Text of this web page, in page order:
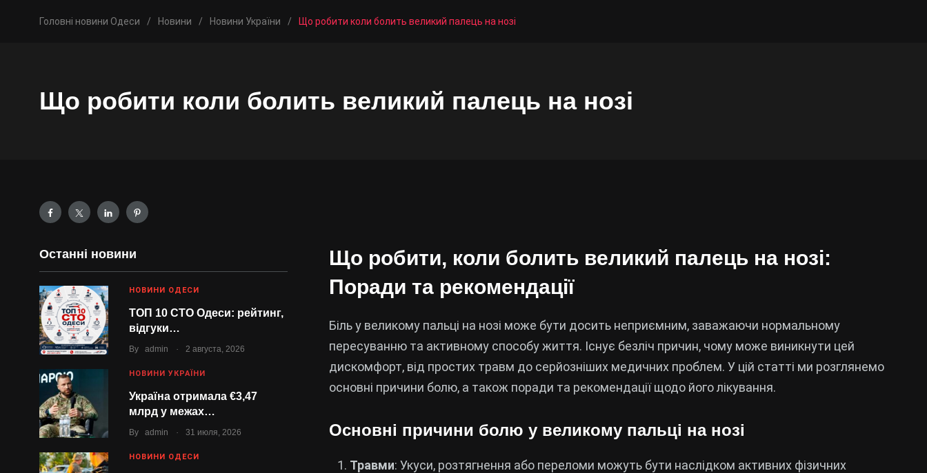
Головні новини Одеси / Новини / Новини України / Що робити коли болить великий палець на нозі
Що робити коли болить великий палець на нозі
Останні новини
НОВИНИ ОДЕСИ
ТОП 10 СТО Одеси: рейтинг,
відгуки…
By admin . 2 августа, 2026
НОВИНИ УКРАЇНИ
Україна отримала €3,47
млрд у межах…
By admin . 31 июля, 2026
НОВИНИ ОДЕСИ
Що робити, коли болить великий палець на нозі:
Поради та рекомендації
Біль у великому пальці на нозі може бути досить неприємним, заважаючи нормальному
пересуванню та активному способу життя. Існує безліч причин, чому може виникнути цей
дискомфорт, від простих травм до серйозніших медичних проблем. У цій статті ми розглянемо
основні причини болю, а також поради та рекомендації щодо його лікування.
Основні причини болю у великому пальці на нозі
Травми: Укуси, розтягнення або переломи можуть бути наслідком активних фізичних